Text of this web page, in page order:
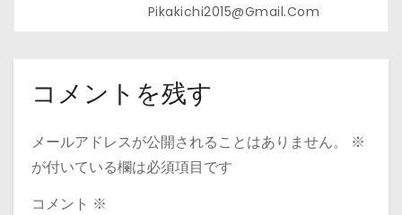
Pikakichi2015@gmail.com
コメントを残す
メールアドレスが公開されることはありません。
※
が付いている欄は必須項目です
コメント ※